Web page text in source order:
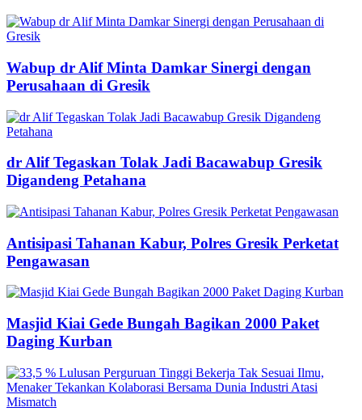
Wabup dr Alif Minta Damkar Sinergi dengan
Perusahaan di Gresik
dr Alif Tegaskan Tolak Jadi Bacawabup Gresik
Digandeng Petahana
Antisipasi Tahanan Kabur, Polres Gresik Perketat
Pengawasan
Masjid Kiai Gede Bungah Bagikan 2000 Paket
Daging Kurban